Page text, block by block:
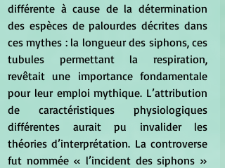
différente à cause de la détermination
des espèces de palourdes décrites dans
ces mythes : la longueur des siphons, ces
tubules permettant la respiration,
revêtait une importance fondamentale
pour leur emploi mythique. L’attribution
de caractéristiques physiologiques
différentes aurait pu invalider les
théories d’interprétation. La controverse
fut nommée « l’incident des siphons »